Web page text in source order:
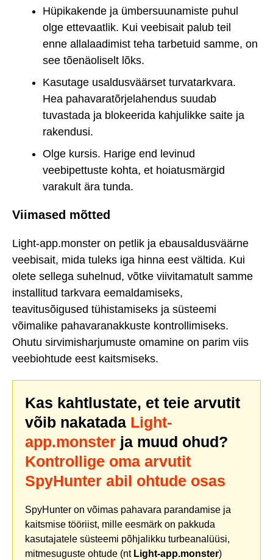
Hüpikakende ja ümbersuunamiste puhul
olge ettevaatlik. Kui veebisait palub teil
enne allalaadimist teha tarbetuid samme, on
see tõenäoliselt lõks.
Kasutage usaldusväärset turvatarkvara.
Hea pahavaratõrjelahendus suudab
tuvastada ja blokeerida kahjulikke saite ja
rakendusi.
Olge kursis. Harige end levinud
veebipettuste kohta, et hoiatusmärgid
varakult ära tunda.
Viimased mõtted
Light-app.monster on petlik ja ebausaldusväärne
veebisait, mida tuleks iga hinna eest vältida. Kui
olete sellega suhelnud, võtke viivitamatult samme
installitud tarkvara eemaldamiseks,
teavitusõigused tühistamiseks ja süsteemi
võimalike pahavaranakkuste kontrollimiseks.
Ohutu sirvimisharjumuste omamine on parim viis
veebiohtude eest kaitsmiseks.
Kas kahtlustate, et teie arvutit
võib nakatada Light-
app.monster ja muud ohud?
Kontrollige oma arvutit
SpyHunter abil ohtude osas
SpyHunter on võimas pahavara parandamise ja
kaitsmise tööriist, mille eesmärk on pakkuda
kasutajatele süsteemi põhjalikku turbeanalüüsi,
mitmesuguste ohtude (nt Light-app.monster)